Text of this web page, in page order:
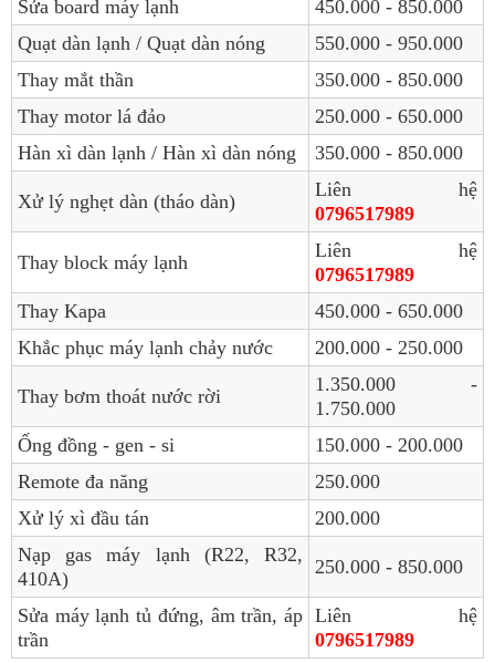
Sửa board máy lạnh
450.000 - 850.000
Quạt dàn lạnh / Quạt dàn nóng
550.000 - 950.000
Thay mắt thần
350.000 - 850.000
Thay motor lá đảo
250.000 - 650.000
Hàn xì dàn lạnh / Hàn xì dàn nóng
350.000 - 850.000
Xử lý nghẹt dàn (tháo dàn)
Liên hệ
0796517989
Thay block máy lạnh
Liên hệ
0796517989
Thay Kapa
450.000 - 650.000
Khắc phục máy lạnh chảy nước
200.000 - 250.000
Thay bơm thoát nước rời
1.350.000 -
1.750.000
Ống đồng - gen - si
150.000 - 200.000
Remote đa năng
250.000
Xử lý xì đầu tán
200.000
Nạp gas máy lạnh (R22, R32,
410A)
250.000 - 850.000
Sửa máy lạnh tủ đứng, âm trần, áp
trần
Liên hệ
0796517989